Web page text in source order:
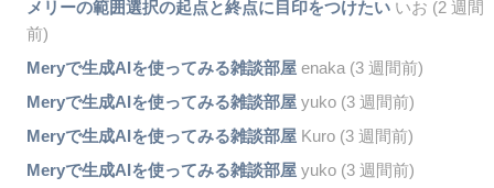
メリーの範囲選択の起点と終点に目印をつけたいいお (2 週間
前)
Meryで生成AIを使ってみる雑談部屋enaka (3 週間前)
Meryで生成AIを使ってみる雑談部屋yuko (3 週間前)
Meryで生成AIを使ってみる雑談部屋Kuro (3 週間前)
Meryで生成AIを使ってみる雑談部屋yuko (3 週間前)